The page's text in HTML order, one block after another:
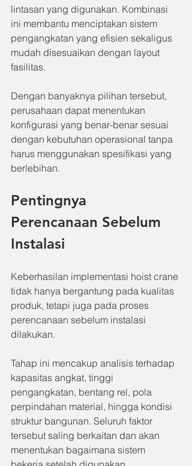
lintasan yang digunakan. Kombinasi
ini membantu menciptakan sistem
pengangkatan yang efisien sekaligus
mudah disesuaikan dengan layout
fasilitas.
Dengan banyaknya pilihan tersebut,
perusahaan dapat menentukan
konfigurasi yang benar-benar sesuai
dengan kebutuhan operasional tanpa
harus menggunakan spesifikasi yang
berlebihan.
Pentingnya
Perencanaan Sebelum
Instalasi
Keberhasilan implementasi hoist crane
tidak hanya bergantung pada kualitas
produk, tetapi juga pada proses
perencanaan sebelum instalasi
dilakukan.
Tahap ini mencakup analisis terhadap
kapasitas angkat, tinggi
pengangkatan, bentang rel, pola
perpindahan material, hingga kondisi
struktur bangunan. Seluruh faktor
tersebut saling berkaitan dan akan
menentukan bagaimana sistem